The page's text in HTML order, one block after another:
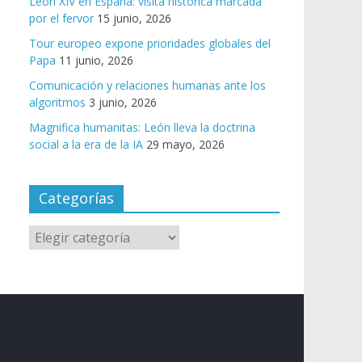
por el fervor 15 junio, 2026
Tour europeo expone prioridades globales del
Papa 11 junio, 2026
Comunicación y relaciones humanas ante los
algoritmos 3 junio, 2026
Magnifica humanitas: León lleva la doctrina
social a la era de la IA 29 mayo, 2026
Categorías